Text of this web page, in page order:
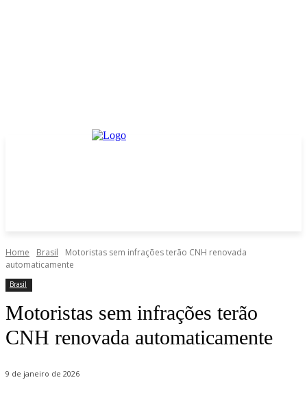
Home Brasil
Motoristas sem infrações terão CNH renovada
automaticamente
Brasil
Motoristas sem infrações terão
CNH renovada automaticamente
9 de janeiro de 2026